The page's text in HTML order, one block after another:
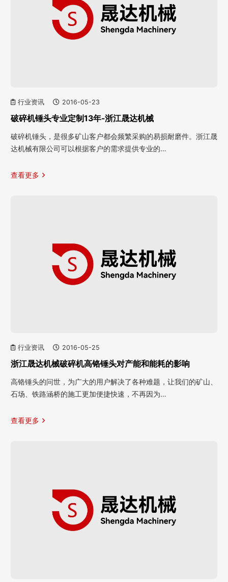
行业资讯 2016-05-23
破碎机锤头专业定制13年-浙江晟达机械
破碎机锤头，是很多矿山客户都会频繁采购的易损耐磨件。浙江晟
达机械有限公司可以根据客户的需求提供专业的…
查看更多
行业资讯 2016-05-25
浙江晟达机械破碎机高铬锤头对产能和能耗的影响
高铬锤头的问世，为广大的用户解决了各种难题，让我们的矿山、
石场、铁路涵桥的施工更加便捷快速，不再因为…
查看更多